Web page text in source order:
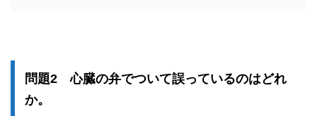
問題2 心臓の弁でついて誤っているのはどれ
か。